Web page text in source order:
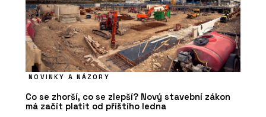
Sloupko-příčková, strukturální fasáda
MB-SR50N EFEKT - Aluprof
NOVINKY A NÁZORY
Co se zhorší, co se zlepší? Nový stavební zákon
má začít platit od příštího ledna